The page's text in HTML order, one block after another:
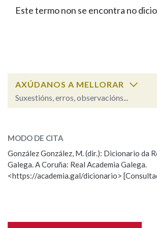
FIGURAS
PORTAL DAS
Facebook
TwitterYoutubeInstagram
Bluesky
BUSCAR NOS LEMAS
Remata por
BUSCAR NO CONTIDO
Nas definicións
Este termo non se encontra no
AXÚDANOS A MELLORAR
Suxestións, erros, observacións...
Observación
Nome
MODO DE CITA
González González, M. (dir.): Dicionario da
Galega. A Coruña: Real Academia Galega.
<https://academia.gal/dicionario>